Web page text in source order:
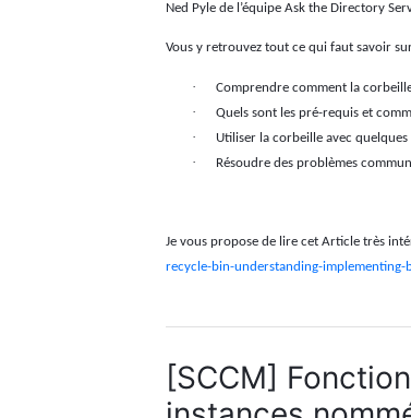
Ned Pyle de l’équipe Ask the Directory
Vous y retrouvez tout ce qui faut savoir
· Comprendre comment la
· Quels sont les pré-requis et
· Utiliser la corbeille avec
· Résoudre des problèmes
Je vous propose de lire cet Article très
recycle-bin-understanding-
[SCCM]